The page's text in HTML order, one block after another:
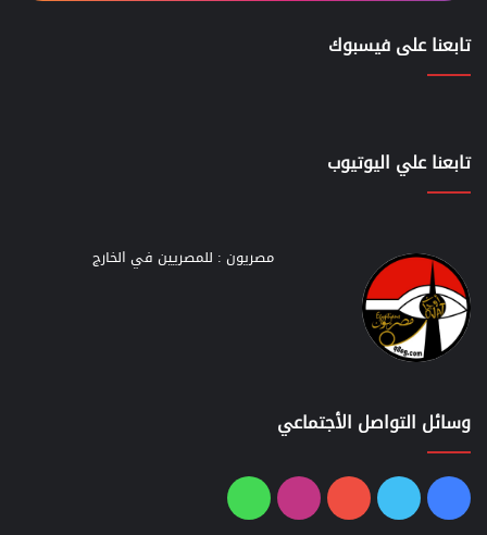
تابعنا على فيسبوك
تابعنا علي اليوتيوب
مصريون : للمصريين في الخارج
وسائل التواصل الأجتماعي
فيسبوك
تويتر يوتيوبانستقرامواتساب